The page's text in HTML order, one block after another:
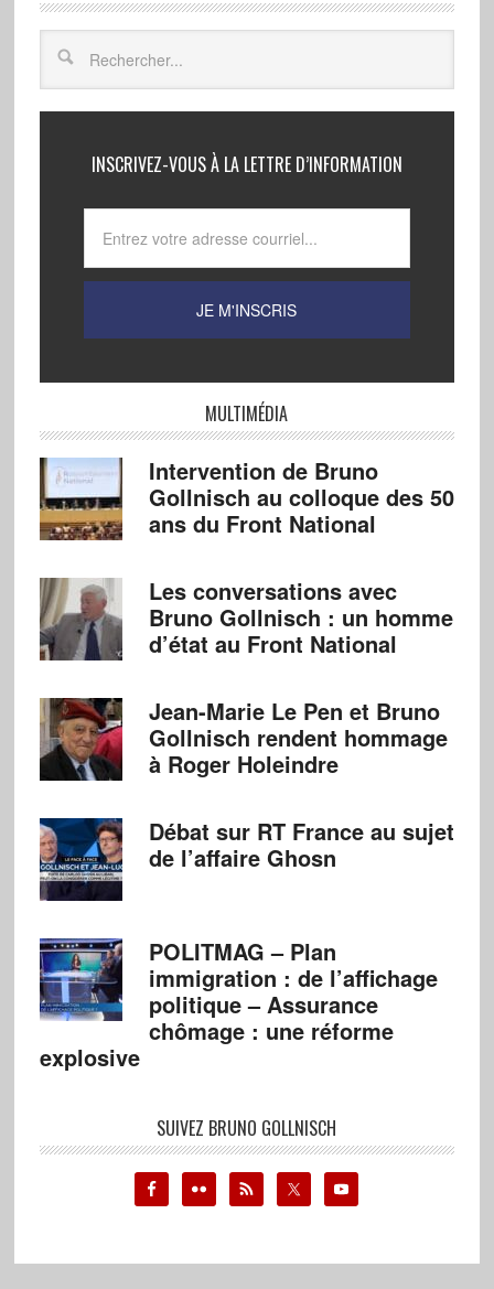
INSCRIVEZ-VOUS À LA LETTRE D’INFORMATION
MULTIMÉDIA
Intervention de Bruno
Gollnisch au colloque des 50
ans du Front National
Les conversations avec
Bruno Gollnisch : un homme
d’état au Front National
Jean-Marie Le Pen et Bruno
Gollnisch rendent hommage
à Roger Holeindre
Débat sur RT France au sujet
de l’affaire Ghosn
POLITMAG – Plan
immigration : de l’affichage
politique – Assurance
chômage : une réforme
explosive
SUIVEZ BRUNO GOLLNISCH